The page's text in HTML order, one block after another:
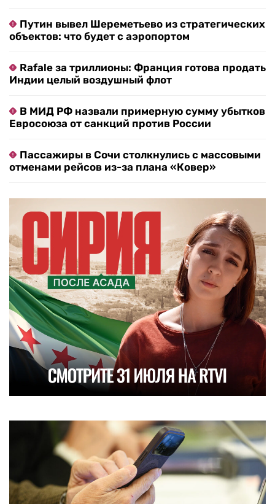
Путин вывел Шереметьево из стратегических
объектов: что будет с аэропортом
Rafale за триллионы: Франция готова продать
Индии целый воздушный флот
В МИД РФ назвали примерную сумму убытков
Евросоюза от санкций против России
Пассажиры в Сочи столкнулись с массовыми
отменами рейсов из-за плана «Ковер»